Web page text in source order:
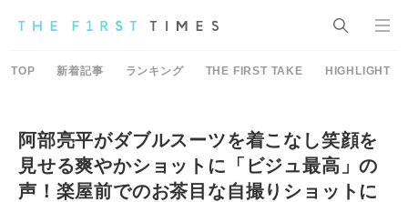
TOP 新着記事 ランキング THE FIRST TAKE HIGHLIGHT
阿部亮平がダブルスーツを着こなし笑顔を
見せる爽やかショットに「ビジュ最高」の
声！楽屋前でのお茶目な自撮りショットに